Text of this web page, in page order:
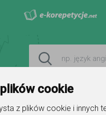
cookie
z plików cookie i innych